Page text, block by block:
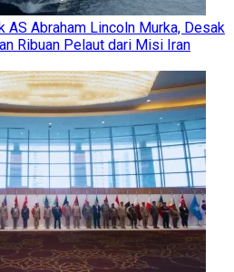
AS Abraham Lincoln Murka, Desak
Ribuan Pelaut dari Misi Iran